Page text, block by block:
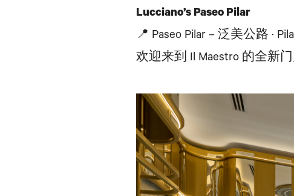
Lucciano’s Paseo Pilar
📍 Paseo Pilar – 泛美公路 ·
欢迎来到 Il Maestro 的全新